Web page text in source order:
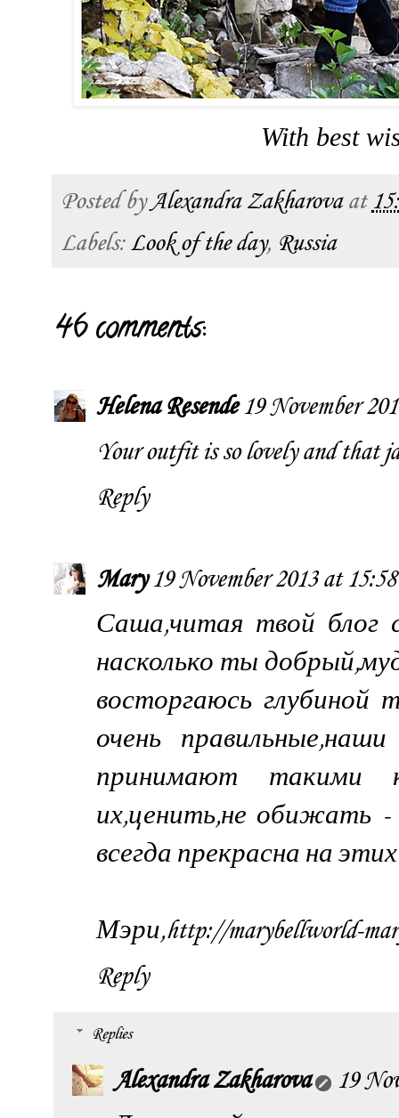
With best
Posted byAlexandra Zakharova at
Labels:Look of the day, Russia
46 comments:
Helena Resende 19 November
Your outfit is so lovely and that
Reply
Mary 19 November 2013 at 15:58
Саша,читая твой
насколько ты
восторгаюсь глубиной
очень
принимают такими
их,ценить,не обижать
всегда прекрасна на
Мэри,http://marybellworld-
Reply
Replies
Alexandra Zakharova
19